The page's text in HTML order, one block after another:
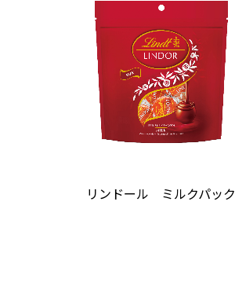
リンドール ミルクパック